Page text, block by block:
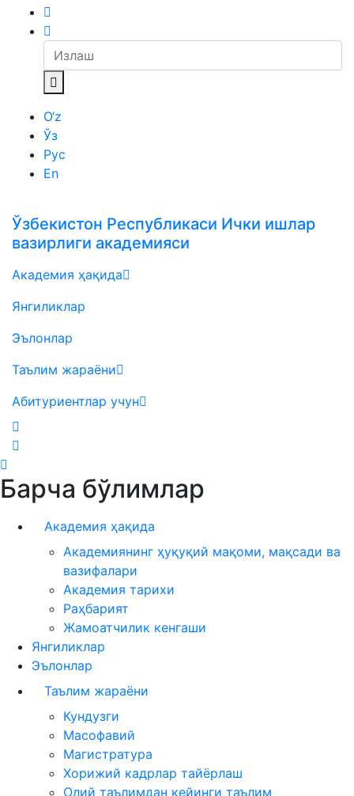
O‘z
Ўз
Рус
En
Ўзбекистон Республикаси Ички ишлар
вазирлиги академияси
Академия ҳақида
Янгиликлар
Эълонлар
Таълим жараёни
Абитуриентлар учун
Барча бўлимлар
Академия ҳақида
Академиянинг ҳуқуқий мақоми, мақсади ва
вазифалари
Академия тарихи
Раҳбарият
Жамоатчилик кенгаши
Янгиликлар
Эълонлар
Таълим жараёни
Кундузги
Масофавий
Магистратура
Хорижий кадрлар тайёрлаш
Олий таълимдан кейинги таълим